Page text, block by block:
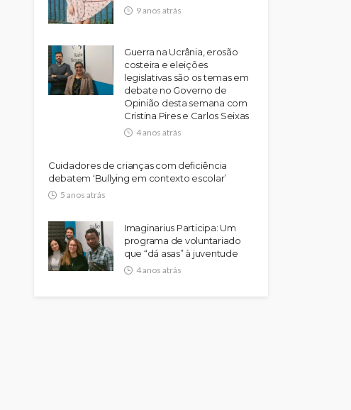
9 anos atrás
Guerra na Ucrânia, erosão
costeira e eleições
legislativas são os temas em
debate no Governo de
Opinião desta semana com
Cristina Pires e Carlos Seixas
4 anos atrás
Cuidadores de crianças com deficiência
debatem ‘Bullying em contexto escolar’
5 anos atrás
Imaginarius Participa: Um
programa de voluntariado
que “dá asas” à juventude
4 anos atrás